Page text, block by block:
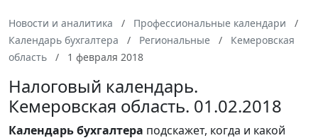
Новости и аналитика
Профессиональные календари
Календарь бухгалтера
Региональные
Кемеровская
область
1 февраля 2018
Налоговый календарь.
Кемеровская область. 01.02.2018
Календарьбухгалтера подскажет, когда и какой